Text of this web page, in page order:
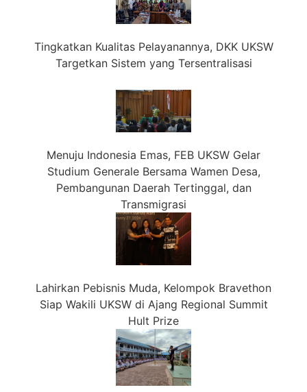
Tingkatkan Kualitas Pelayanannya, DKK UKSW
Targetkan Sistem yang Tersentralisasi
Menuju Indonesia Emas, FEB UKSW Gelar
Studium Generale Bersama Wamen Desa,
Pembangunan Daerah Tertinggal, dan
Transmigrasi
Lahirkan Pebisnis Muda, Kelompok Bravethon
Siap Wakili UKSW di Ajang Regional Summit
Hult Prize